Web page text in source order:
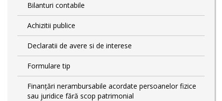
Bilanturi contabile
Achizitii publice
Declaratii de avere si de interese
Formulare tip
Finanțări nerambursabile acordate persoanelor fizice
sau juridice fără scop patrimonial